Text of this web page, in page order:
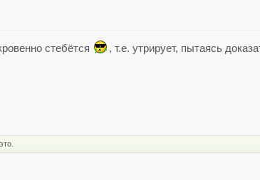
стебётся , т.е. утрирует, пытаясь